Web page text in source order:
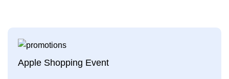
Apple Shopping Event